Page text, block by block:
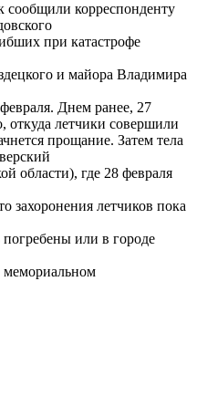
сообщили корреспонденту
при катастрофе
и майора Владимира
Днем ранее, 27
откуда летчики совершили
прощание. Затем тела
области), где 28 февраля
захоронения летчиков пока
или в городе
мемориальном